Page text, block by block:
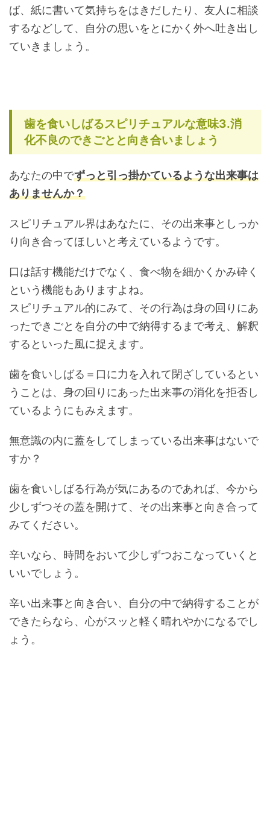
ば、紙に書いて気持ちをはきだしたり、友人に相談
するなどして、自分の思いをとにかく外へ吐き出し
ていきましょう。
歯を食いしばるスピリチュアルな意味3.消
化不良のできごとと向き合いましょう
あなたの中でずっと引っ掛かているような出来事は
ありませんか？
スピリチュアル界はあなたに、その出来事としっか
り向き合ってほしいと考えているようです。
口は話す機能だけでなく、食べ物を細かくかみ砕く
という機能もありますよね。
スピリチュアル的にみて、その行為は身の回りにあ
ったできごとを自分の中で納得するまで考え、解釈
するといった風に捉えます。
歯を食いしばる＝口に力を入れて閉ざしているとい
うことは、身の回りにあった出来事の消化を拒否し
ているようにもみえます。
無意識の内に蓋をしてしまっている出来事はないで
すか？
歯を食いしばる行為が気にあるのであれば、今から
少しずつその蓋を開けて、その出来事と向き合って
みてください。
辛いなら、時間をおいて少しずつおこなっていくと
いいでしょう。
辛い出来事と向き合い、自分の中で納得することが
できたらなら、心がスッと軽く晴れやかになるでし
ょう。